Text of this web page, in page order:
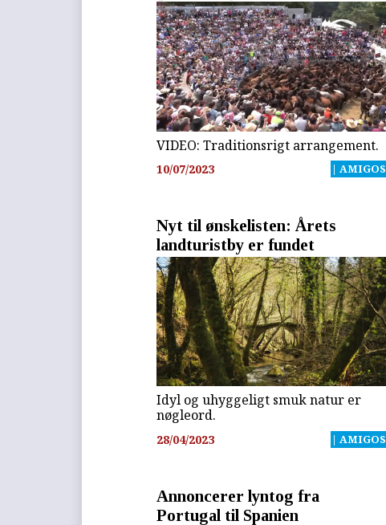
VIDEO: Traditionsrigt arrangement.
10/07/2023 | AMIGOS
Nyt til ønskelisten: Årets
landturistby er fundet
Idyl og uhyggeligt smuk natur er
nøgleord.
28/04/2023 | AMIGOS
Annoncerer lyntog fra
Portugal til Spanien